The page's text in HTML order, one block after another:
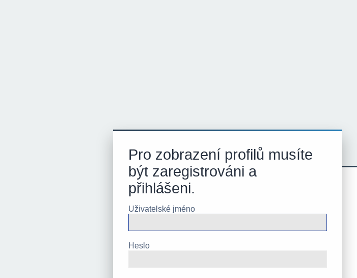
Pro zobrazení profilů musíte
být zaregistrováni a
přihlášeni.
Uživatelské jméno
Heslo